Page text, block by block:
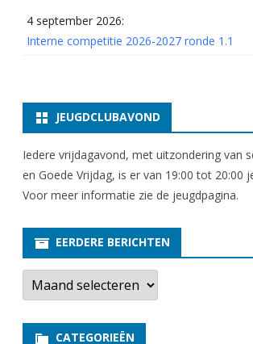
4 september 2026:
Interne competitie 2026-2027 ronde 1.1
JEUGDCLUBAVOND
Iedere vrijdagavond, met uitzondering van
en Goede Vrijdag, is er van 19:00 tot 20:00
Voor meer informatie zie de jeugdpagina.
EERDERE BERICHTEN
E
r
e
CATEGORIEËN